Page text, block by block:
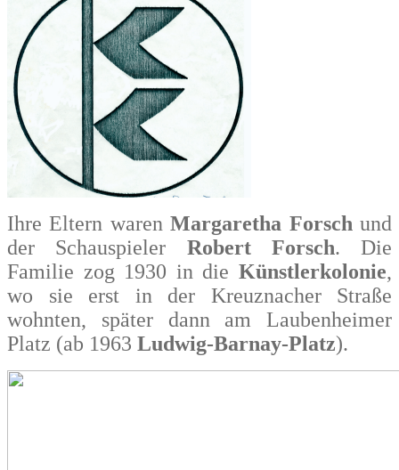
Ihre Eltern warenMargaretha Forsch und
der Schauspieler Robert Forsch. Die
Familie zog 1930 in die Künstlerkolonie,
wo sie erst in der Kreuznacher Straße
wohnten, später dann am Laubenheimer
Platz (ab 1963 Ludwig-Barnay-Platz).